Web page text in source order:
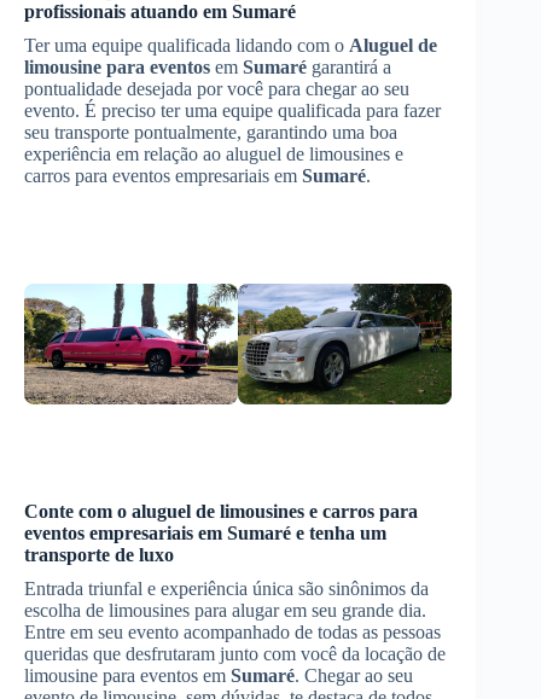
profissionais atuando em Sumaré
Ter uma equipe qualificada lidando com o Aluguel de
limousine para eventos em Sumaré garantirá a
pontualidade desejada por você para chegar ao seu
evento. É preciso ter uma equipe qualificada para fazer
seu transporte pontualmente, garantindo uma boa
experiência em relação ao aluguel de limousines e
carros para eventos empresariais em Sumaré.
Conte com o aluguel de limousines e carros para
eventos empresariais em Sumaré e tenha um
transporte de luxo
Entrada triunfal e experiência única são sinônimos da
escolha de limousines para alugar em seu grande dia.
Entre em seu evento acompanhado de todas as pessoas
queridas que desfrutaram junto com você da locação de
limousine para eventos em Sumaré. Chegar ao seu